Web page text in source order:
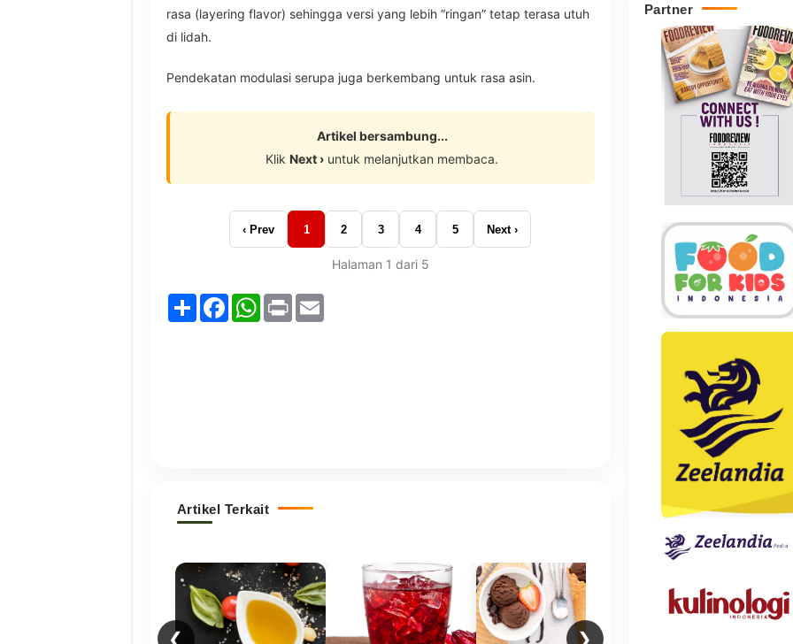
rasa (layering flavor) sehingga versi yang lebih “ringan” tetap terasa utuh
di lidah.
Pendekatan modulasi serupa juga berkembang untuk rasa asin.
Artikel bersambung...
Klik Next › untuk melanjutkan membaca.
‹ Prev 1 2 3 4 5 Next ›
Halaman 1 dari 5
ShareFacebookWhatsApp
Print Email
Artikel Terkait
❮ ❯
Partner